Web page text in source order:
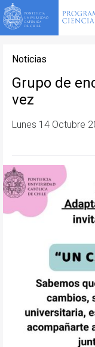
Noticias
Grupo de
vez
Lunes 14 Octubre